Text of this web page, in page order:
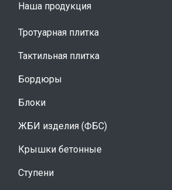
Наша продукция
Тротуарная плитка
Тактильная плитка
Бордюры
Блоки
ЖБИ изделия (ФБС)
Крышки бетонные
Ступени